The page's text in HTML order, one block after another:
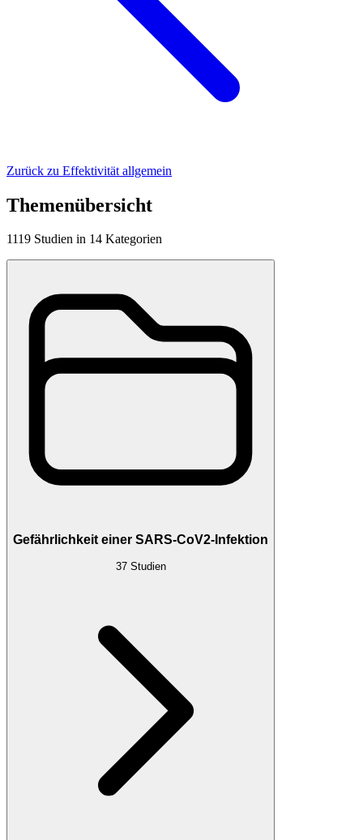
Zurück zu Effektivität allgemein
Themenübersicht
1119 Studien in 14 Kategorien
Gefährlichkeit einer SARS-CoV2-Infektion
37 Studien